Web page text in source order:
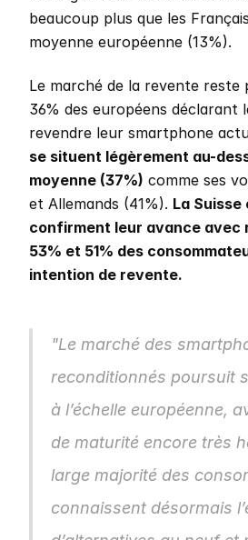
beaucoup plus que les
moyenne européenne (13%).
Le marché de la revente
36% des européens déclarant
revendre leur smartphone
se situent légèrement au-
moyenne (37%) comme ses
et Allemands (41%). La Suisse
confirment leur avance avec
53% et 51% des
intention de revente.
"Le marché des
reconditionnés poursuit
à l’échelle européenne,
de maturité encore très
large majorité des
connaissent désormais